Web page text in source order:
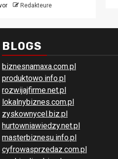
Redakteure
BLOGS
biznesnamaxa.com.pl
produktowo.info.pl
rozwijajfirme.net.pl
lokalnybiznes.com.pl
zyskownycel.biz.pl
hurtowniawiedzy.net.pl
masterbiznesu.info.pl
cyfrowasprzedaz.com.pl